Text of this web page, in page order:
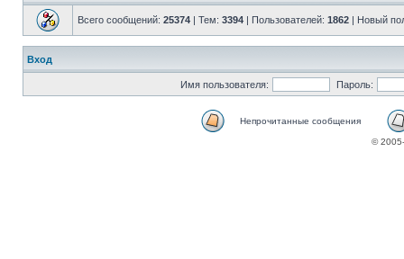
Всего сообщений: 25374 | Тем: 3394 | Пользователей: 1862 | Новый
Вход
Имя пользователя: Пароль:
Непрочитанные сообщения
©